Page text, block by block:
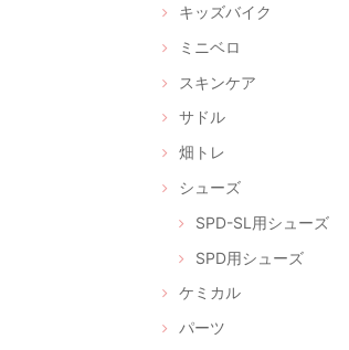
キッズバイク
ミニベロ
スキンケア
サドル
畑トレ
シューズ
SPD-SL用シューズ
SPD用シューズ
ケミカル
パーツ